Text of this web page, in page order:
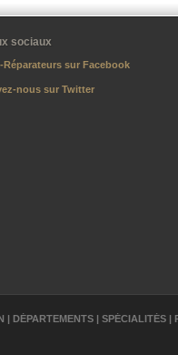
sociaux
Réparateurs sur Facebook
nous sur Twitter
| DÉPARTEMENTS | SPÉCIALITÉS |